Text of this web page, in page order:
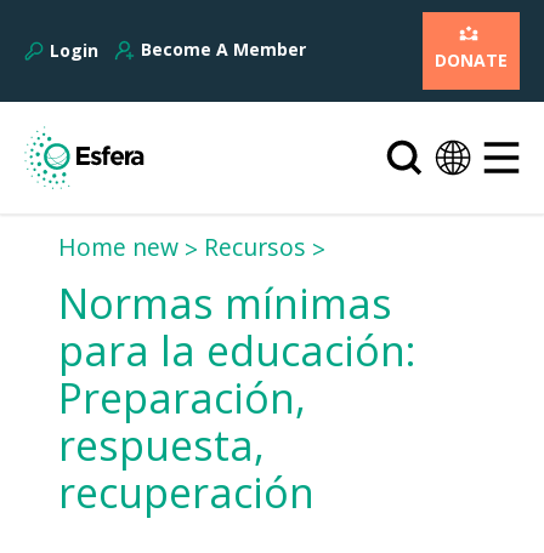
Login Become A Member DONATE
Home new Recursos
Normas mínimas
para la educación:
Preparación,
respuesta,
recuperación